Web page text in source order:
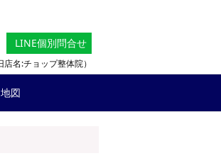
LINE個別問合せ
名:チョップ整体院）
地図